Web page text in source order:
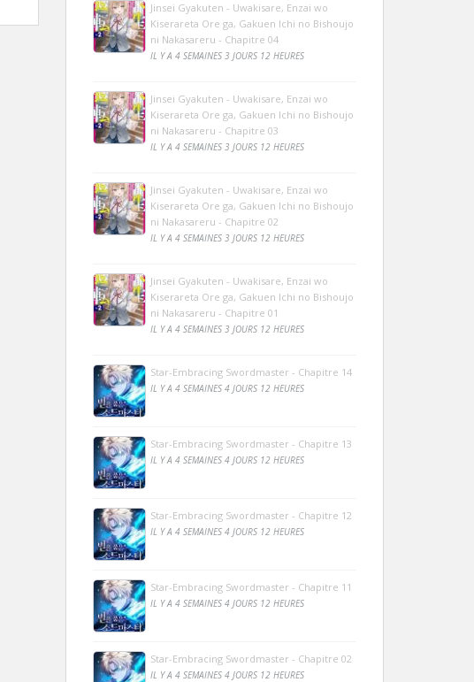
Jinsei Gyakuten - Uwakisare, Enzai wo
Kiserareta Ore ga, Gakuen Ichi no Bishoujo
ni Nakasareru - Chapitre 04
IL Y A 4 SEMAINES 3 JOURS 12 HEURES
Jinsei Gyakuten - Uwakisare, Enzai wo
Kiserareta Ore ga, Gakuen Ichi no Bishoujo
ni Nakasareru - Chapitre 03
IL Y A 4 SEMAINES 3 JOURS 12 HEURES
Jinsei Gyakuten - Uwakisare, Enzai wo
Kiserareta Ore ga, Gakuen Ichi no Bishoujo
ni Nakasareru - Chapitre 02
IL Y A 4 SEMAINES 3 JOURS 12 HEURES
Jinsei Gyakuten - Uwakisare, Enzai wo
Kiserareta Ore ga, Gakuen Ichi no Bishoujo
ni Nakasareru - Chapitre 01
IL Y A 4 SEMAINES 3 JOURS 12 HEURES
Star-Embracing Swordmaster - Chapitre 14
IL Y A 4 SEMAINES 4 JOURS 12 HEURES
Star-Embracing Swordmaster - Chapitre 13
IL Y A 4 SEMAINES 4 JOURS 12 HEURES
Star-Embracing Swordmaster - Chapitre 12
IL Y A 4 SEMAINES 4 JOURS 12 HEURES
Star-Embracing Swordmaster - Chapitre 11
IL Y A 4 SEMAINES 4 JOURS 12 HEURES
Star-Embracing Swordmaster - Chapitre 02
IL Y A 4 SEMAINES 4 JOURS 12 HEURES